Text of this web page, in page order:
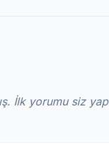
İlk yorumu siz